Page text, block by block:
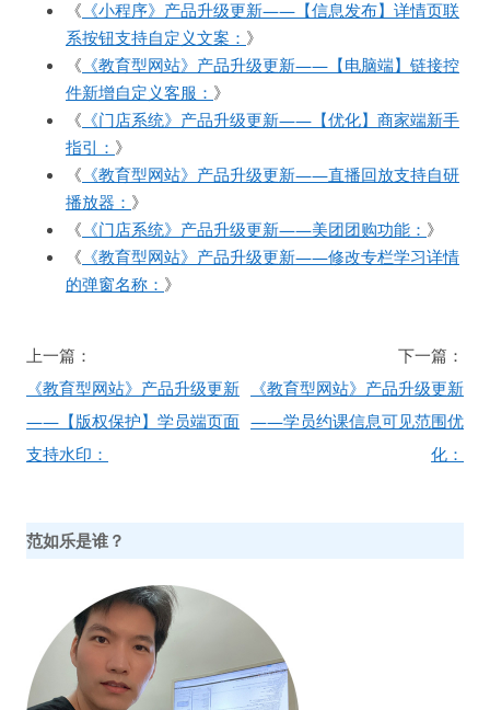
《 《小程序》产品升级更新——【信息发布】详情页联
系按钮支持自定义文案： 》
《 《教育型网站》产品升级更新——【电脑端】链接控
件新增自定义客服： 》
《 《门店系统》产品升级更新——【优化】商家端新手
指引： 》
《 《教育型网站》产品升级更新——直播回放支持自研
播放器： 》
《 《门店系统》产品升级更新——美团团购功能： 》
《 《教育型网站》产品升级更新——修改专栏学习详情
的弹窗名称： 》
文
章
导
航
上一篇：
《教育型网站》产品升级更新
——【版权保护】学员端页面
支持水印：
下一篇：
《教育型网站》产品升级更新
——学员约课信息可见范围优
化：
范如乐是谁？